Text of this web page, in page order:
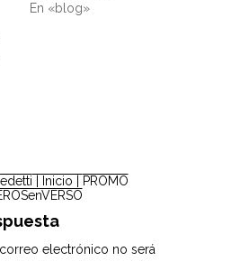
En «blog»
| Inicio |
PROMO
electrónico no será